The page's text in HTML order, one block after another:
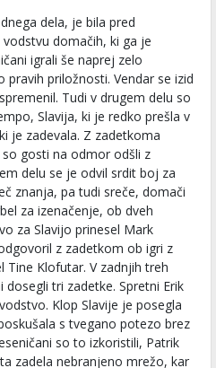
dela, je bila pred
domačih, ki ga je
igrali še naprej zelo
pravih priložnosti. Vendar se izid
Tudi v drugem delu so
Slavija, ki je redko prešla v
je zadevala. Z zadetkoma
gosti na odmor odšli z
delu se je odvil srdit boj za
znanja, pa tudi sreče, domači
za izenačenje, ob dveh
za Slavijo prinesel Mark
z zadetkom ob igri z
Tine Klofutar. V zadnjih treh
dosegli tri zadetke. Spretni Erik
Klop Slavije je posegla
s tvegano potezo brez
so to izkoristili, Patrik
zadela nebranjeno mrežo, kar